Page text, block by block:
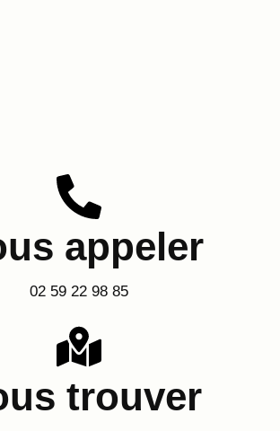
appeler
02 59 22 98 85
trouver